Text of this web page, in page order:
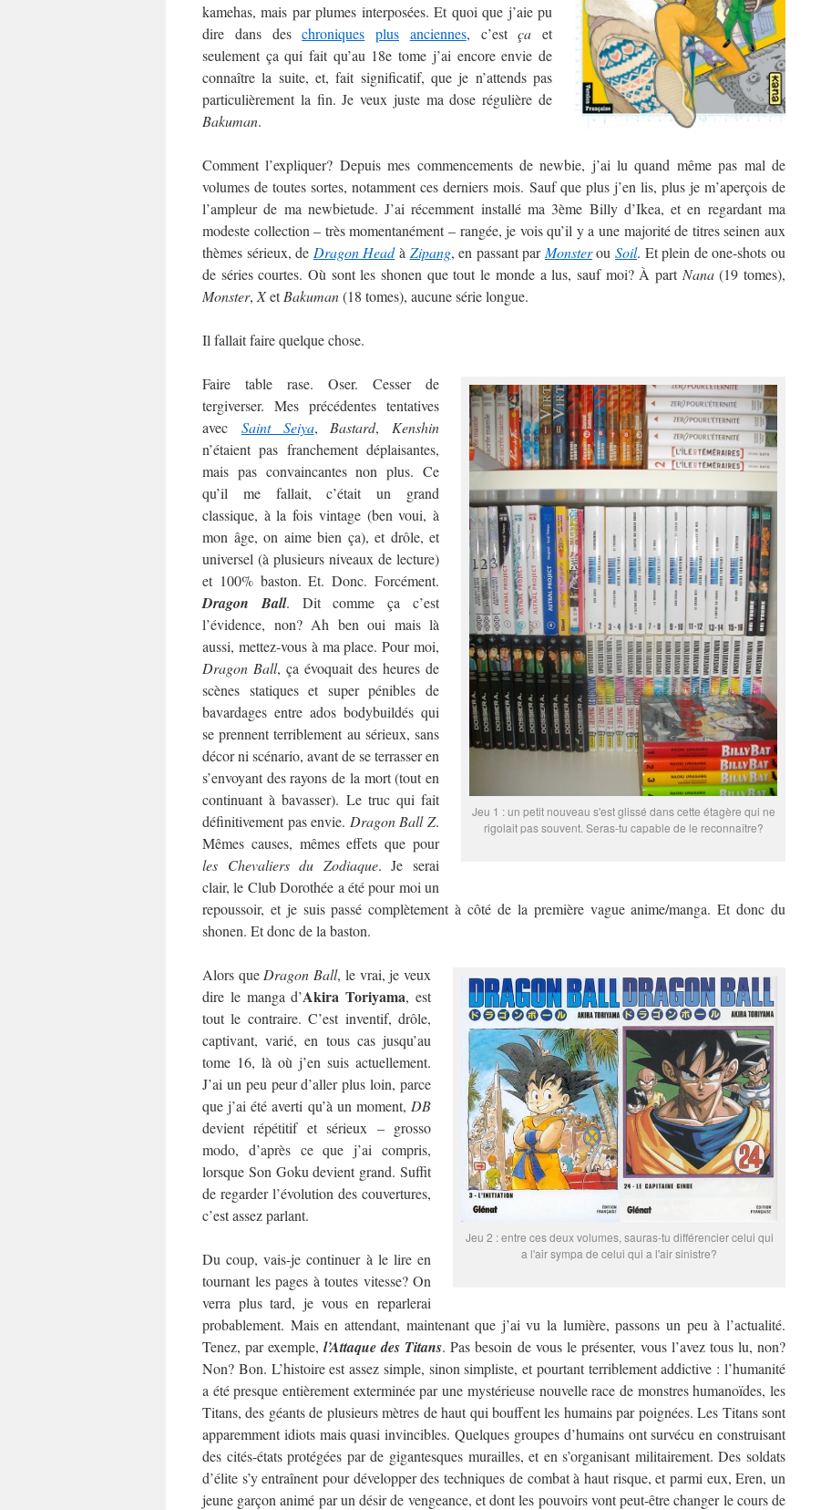
kamehas, mais par plumes interposées. Et quoi que j’aie pu
dire dans deschroniques plus anciennes, c’estça et
seulement ça qui fait qu’au 18e tome j’ai encore envie de
connaître la suite, et, fait significatif, que je n’attends pas
particulièrement la fin. Je veux juste ma dose régulière de
Bakuman.
Comment l’expliquer? Depuis mes commencements de newbie, j’ai lu quand même pas mal de
volumes de toutes sortes, notamment ces derniers mois. Sauf que plus j’en lis, plus je m’aperçois de
l’ampleur de ma newbietude. J’ai récemment installé ma 3ème Billy d’Ikea, et en regardant ma
modeste collection – très momentanément – rangée, je vois qu’il y a une majorité de titres seinen aux
thèmes sérieux, de Dragon Headà Zipang, en passant par MonsterouSoil. Et plein de one-shots ou
de séries courtes. Où sont les shonen que tout le monde a lus, sauf moi? À part Nana(19 tomes),
Monster, XetBakuman(18 tomes), aucune série longue.
Il fallait faire quelque chose.
Jeu 1 : un petit nouveau s'est glissé dans cette étagère qui ne
rigolait pas souvent. Seras-tu capable de le reconnaître?
Faire table rase. Oser. Cesser de
tergiverser. Mes précédentes tentatives
avec Saint Seiya, Bastard, Kenshin
n’étaient pas franchement déplaisantes,
mais pas convaincantes non plus. Ce
qu’il me fallait, c’était un grand
classique, à la fois vintage (ben voui, à
mon âge, on aime bien ça), et drôle, et
universel (à plusieurs niveaux de lecture)
et 100% baston. Et. Donc. Forcément.
Dragon Ball. Dit comme ça c’est
l’évidence, non? Ah ben oui mais là
aussi, mettez-vous à ma place. Pour moi,
Dragon Ball, ça évoquait des heures de
scènes statiques et super pénibles de
bavardages entre ados bodybuildés qui
se prennent terriblement au sérieux, sans
décor ni scénario, avant de se terrasser en
s’envoyant des rayons de la mort (tout en
continuant à bavasser). Le truc qui fait
définitivement pas envie. Dragon Ball Z.
Mêmes causes, mêmes effets que pour
les Chevaliers du Zodiaque. Je serai
clair, le Club Dorothée a été pour moi un
repoussoir, et je suis passé complètement à côté de la première vague anime/manga. Et donc du
shonen. Et donc de la baston.
Jeu 2 : entre ces deux volumes, sauras-tu différencier celui qui
a l'air sympa de celui qui a l'air sinistre?
Alors que Dragon Ball, le vrai, je veux
dire le manga d’Akira Toriyama, est
tout le contraire. C’est inventif, drôle,
captivant, varié, en tous cas jusqu’au
tome 16, là où j’en suis actuellement.
J’ai un peu peur d’aller plus loin, parce
que j’ai été averti qu’à un moment, DB
devient répétitif et sérieux – grosso
modo, d’après ce que j’ai compris,
lorsque Son Goku devient grand. Suffit
de regarder l’évolution des couvertures,
c’est assez parlant.
Du coup, vais-je continuer à le lire en
tournant les pages à toutes vitesse? On
verra plus tard, je vous en reparlerai
probablement. Mais en attendant, maintenant que j’ai vu la lumière, passons un peu à l’actualité.
Tenez, par exemple,l’Attaque des Titans. Pas besoin de vous le présenter, vous l’avez tous lu, non?
Non? Bon. L’histoire est assez simple, sinon simpliste, et pourtant terriblement addictive : l’humanité
a été presque entièrement exterminée par une mystérieuse nouvelle race de monstres humanoïdes, les
Titans, des géants de plusieurs mètres de haut qui bouffent les humains par poignées. Les Titans sont
apparemment idiots mais quasi invincibles. Quelques groupes d’humains ont survécu en construisant
des cités-états protégées par de gigantesques murailles, et en s’organisant militairement. Des soldats
d’élite s’y entraînent pour développer des techniques de combat à haut risque, et parmi eux, Eren, un
jeune garçon animé par un désir de vengeance, et dont les pouvoirs vont peut-être changer le cours de